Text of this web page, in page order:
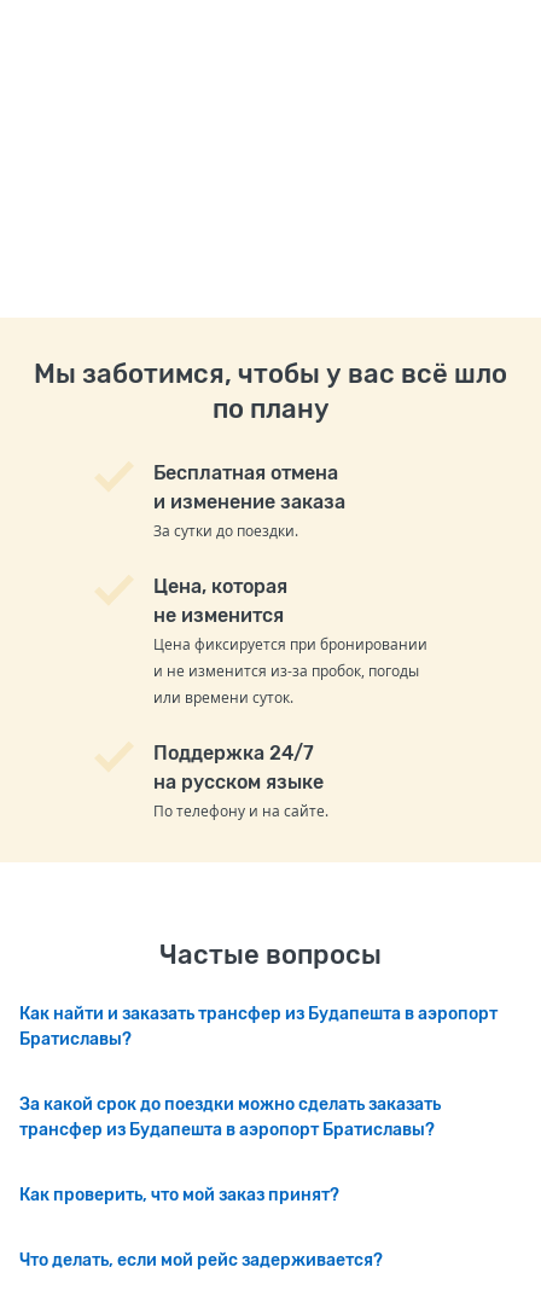
Мы заботимся, чтобы у вас всё шло
по плану
Бесплатная отмена
и изменение заказа
За сутки до поездки.
Цена, которая
не изменится
Цена фиксируется при бронировании
и не изменится из-за пробок, погоды
или времени суток.
Поддержка 24/7
на русском языке
По телефону и на сайте.
Частые вопросы
Как найти и заказать трансфер из Будапешта в аэропорт
Братиславы?
За какой срок до поездки можно сделать заказать
трансфер из Будапешта в аэропорт Братиславы?
Как проверить, что мой заказ принят?
Что делать, если мой рейс задерживается?